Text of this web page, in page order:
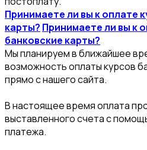
Принимаете ли вы к оплате
карты? Принимаете ли вы к
банковские карты?
Мы планируем в ближайшее
возможность оплаты курсов
прямо с нашего сайта.
В настоящее время оплата
выставленного счета с
платежа.